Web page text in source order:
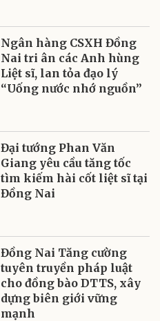
Ngân hàng CSXH Đồng
Nai tri ân các Anh hùng
Liệt sĩ, lan tỏa đạo lý
“Uống nước nhớ nguồn”
Đại tướng Phan Văn
Giang yêu cầu tăng tốc
tìm kiếm hài cốt liệt sĩ tại
Đồng Nai
Đồng Nai Tăng cường
tuyên truyền pháp luật
cho đồng bào DTTS, xây
dựng biên giới vững
mạnh